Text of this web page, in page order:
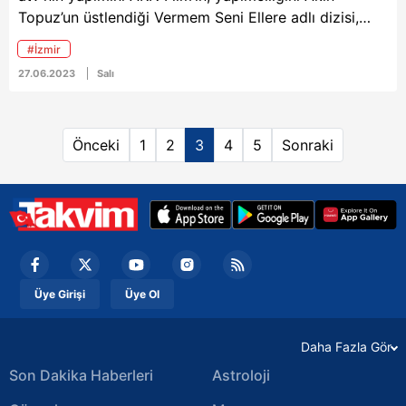
Topuz’un üstlendiği Vermem Seni Ellere adlı dizisi,
yayınlanan 2. bölümüyle “Tüm Kişiler” kategorisinde
birinci oldu. İşte sizler için derlediğimiz 27 Haziran
tarihli Saklambaç haberleri...
#İzmir
27.06.2023 Salı
Önceki 1 2 3 4 5 Sonraki
Üye Girişi Üye Ol
Daha Fazla Gör
Son Dakika Haberleri
Astroloji